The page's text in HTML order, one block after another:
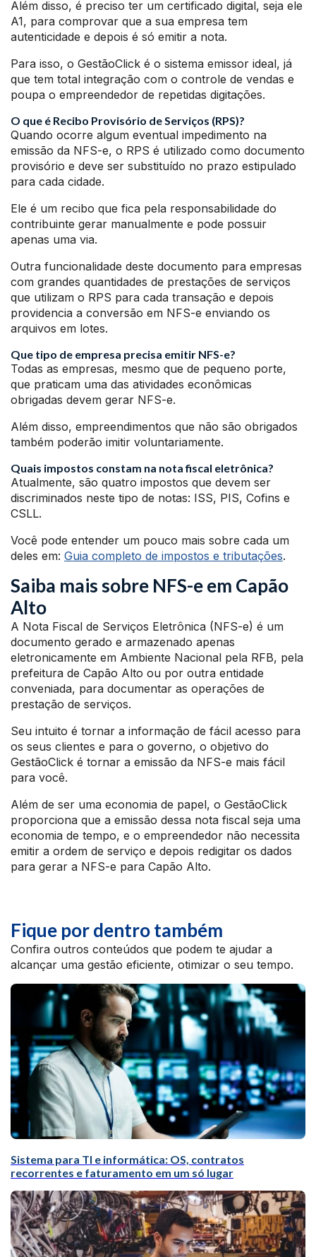
Além disso, é preciso ter um certificado digital, seja ele
A1, para comprovar que a sua empresa tem
autenticidade e depois é só emitir a nota.
Para isso, o GestãoClick é o sistema emissor ideal, já
que tem total integração com o controle de vendas e
poupa o empreendedor de repetidas digitações.
O que é Recibo Provisório de Serviços (RPS)?
Quando ocorre algum eventual impedimento na
emissão da NFS-e, o RPS é utilizado como documento
provisório e deve ser substituído no prazo estipulado
para cada cidade.
Ele é um recibo que fica pela responsabilidade do
contribuinte gerar manualmente e pode possuir
apenas uma via.
Outra funcionalidade deste documento para empresas
com grandes quantidades de prestações de serviços
que utilizam o RPS para cada transação e depois
providencia a conversão em NFS-e enviando os
arquivos em lotes.
Que tipo de empresa precisa emitir NFS-e?
Todas as empresas, mesmo que de pequeno porte,
que praticam uma das atividades econômicas
obrigadas devem gerar NFS-e.
Além disso, empreendimentos que não são obrigados
também poderão imitir voluntariamente.
Quais impostos constam na nota fiscal eletrônica?
Atualmente, são quatro impostos que devem ser
discriminados neste tipo de notas: ISS, PIS, Cofins e
CSLL.
Você pode entender um pouco mais sobre cada um
deles em: Guia completo de impostos e tributações.
Saiba mais sobre NFS-e em Capão
Alto
A Nota Fiscal de Serviços Eletrônica (NFS-e) é um
documento gerado e armazenado apenas
eletronicamente em Ambiente Nacional pela RFB, pela
prefeitura de Capão Alto ou por outra entidade
conveniada, para documentar as operações de
prestação de serviços.
Seu intuito é tornar a informação de fácil acesso para
os seus clientes e para o governo, o objetivo do
GestãoClick é tornar a emissão da NFS-e mais fácil
para você.
Além de ser uma economia de papel, o GestãoClick
proporciona que a emissão dessa nota fiscal seja uma
economia de tempo, e o empreendedor não necessita
emitir a ordem de serviço e depois redigitar os dados
para gerar a NFS-e para Capão Alto.
Fique por dentro também
Confira outros conteúdos que podem te ajudar a
alcançar uma gestão eficiente, otimizar o seu tempo.
Sistema para TI e informática: OS, contratos
recorrentes e faturamento em um só lugar